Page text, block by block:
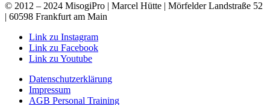
© 2012 – 2024 MisogiPro | Marcel Hütte | Mörfelder Landstraße 52
| 60598 Frankfurt am Main
Link zu Instagram
Link zu Facebook
Link zu Youtube
Datenschutzerklärung
Impressum
AGB Personal Training